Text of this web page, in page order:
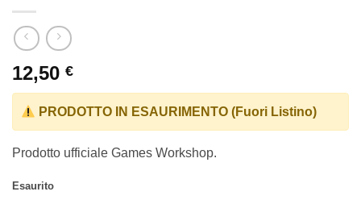
12,50 €
PRODOTTO IN ESAURIMENTO (Fuori Listino)
Prodotto ufficiale Games Workshop.
Esaurito